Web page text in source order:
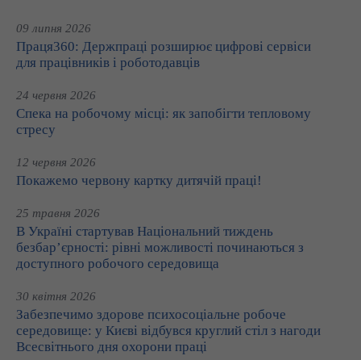
09 липня 2026
Праця360: Держпраці розширює цифрові сервіси
для працівників і роботодавців
24 червня 2026
Спека на робочому місці: як запобігти тепловому
стресу
12 червня 2026
Покажемо червону картку дитячій праці!
25 травня 2026
В Україні стартував Національний тиждень
безбар’єрності: рівні можливості починаються з
доступного робочого середовища
30 квітня 2026
Забезпечимо здорове психосоціальне робоче
середовище: у Києві відбувся круглий стіл з нагоди
Всесвітнього дня охорони праці